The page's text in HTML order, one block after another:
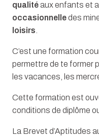
qualitéaux enfants et
occasionnelledes
loisirs
C’est une formation
permettre de te former
les vacances, les
Cette formation est
conditions de diplôme
La Brevet d’Aptitudes